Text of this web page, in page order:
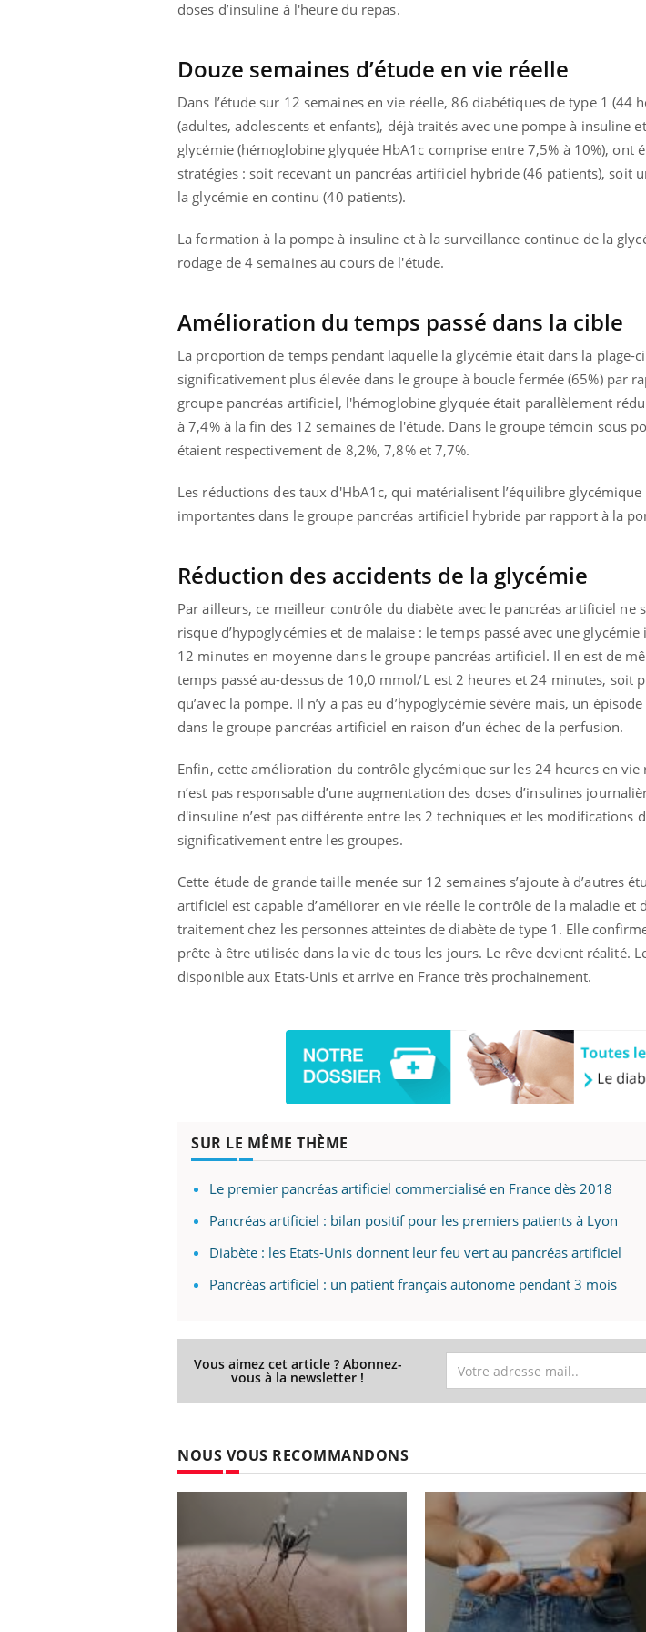
doses d’insuline à l'heure du repas.
Douze semaines d’étude en vie réelle
Dans l’étude sur 12 semaines en vie réelle, 86 diabétiques de type 1 (44
(adultes, adolescents et enfants), déjà traités avec une pompe à insuline
glycémie (hémoglobine glyquée HbA1c comprise entre 7,5% à 10%), ont
stratégies : soit recevant un pancréas artificiel hybride (46 patients), soit
la glycémie en continu (40 patients).
La formation à la pompe à insuline et à la surveillance continue de la
rodage de 4 semaines au cours de l'étude.
Amélioration du temps passé dans la cible
La proportion de temps pendant laquelle la glycémie était dans la
significativement plus élevée dans le groupe à boucle fermée (65%) par
groupe pancréas artificiel, l'hémoglobine glyquée était parallèlement
à 7,4% à la fin des 12 semaines de l'étude. Dans le groupe témoin sous
étaient respectivement de 8,2%, 7,8% et 7,7%.
Les réductions des taux d'HbA1c, qui matérialisent l’équilibre
importantes dans le groupe pancréas artificiel hybride par rapport à la
Réduction des accidents de la glycémie
Par ailleurs, ce meilleur contrôle du diabète avec le pancréas artificiel ne
risque d’hypoglycémies et de malaise : le temps passé avec une
12 minutes en moyenne dans le groupe pancréas artificiel. Il en est de
temps passé au-dessus de 10,0 mmol/L est 2 heures et 24 minutes, soit
qu’avec la pompe. Il n’y a pas eu d’hypoglycémie sévère mais, un
dans le groupe pancréas artificiel en raison d’un échec de la perfusion.
Enfin, cette amélioration du contrôle glycémique sur les 24 heures en
n’est pas responsable d’une augmentation des doses d’insulines
d'insuline n’est pas différente entre les 2 techniques et les modifications
significativement entre les groupes.
Cette étude de grande taille menée sur 12 semaines s’ajoute à d’autres
artificiel est capable d’améliorer en vie réelle le contrôle de la maladie et
traitement chez les personnes atteintes de diabète de type 1. Elle
prête à être utilisée dans la vie de tous les jours. Le rêve devient réalité.
disponible aux Etats-Unis et arrive en France très prochainement.
SUR LE MÊME THÈME
Le premier pancréas artificiel commercialisé en France dès 2018
Pancréas artificiel : bilan positif pour les premiers patients à Lyon
Diabète : les Etats-Unis donnent leur feu vert au pancréas artificiel
Pancréas artificiel : un patient français autonome pendant 3 mois
Vous aimez cet article ? Abonnez-
vous à la newsletter !
NOUS VOUS RECOMMANDONS
patients comme parfois chez les soignants. soleil, activités en plein air… Nos mains